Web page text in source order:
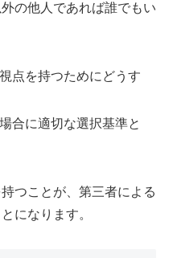
の他人であれば誰でもい
点を持つためにどうす
合に適切な選択基準と
つことが、第三者による
になります。